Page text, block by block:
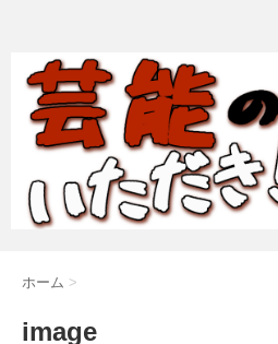
ホーム >
image